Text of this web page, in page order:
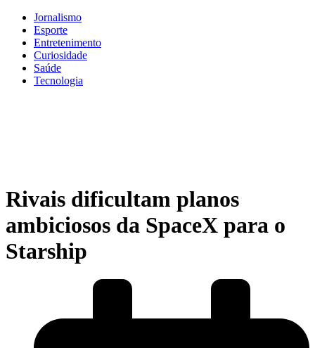
Jornalismo
Esporte
Entretenimento
Curiosidade
Saúde
Tecnologia
Rivais dificultam planos
ambiciosos da SpaceX para o
Starship